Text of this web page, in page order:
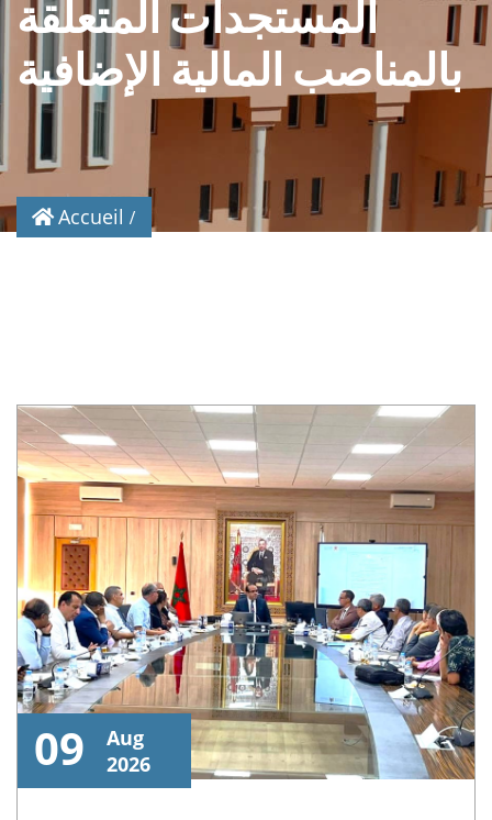
المستجدات المتعلقة
بالمناصب المالية الإضافية
Accueil
09
Aug
2026